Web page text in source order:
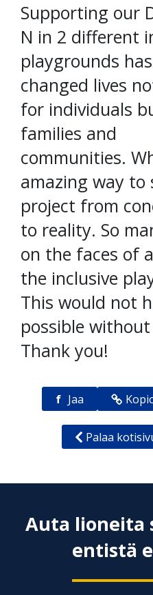
Supporting our
N in 2 different
playgrounds has
changed lives
for individuals
families and
communities.
amazing way to
project from
to reality. So
on the faces of
the inclusive
This would not
possible without
Thank you!
f Jaa
Palaa
Auta lioneita
entistä